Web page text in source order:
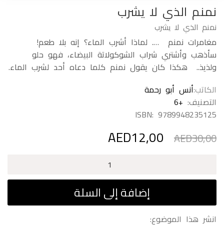
نمنم الذي لا يشرب
نمنم الذي لا يشرب
مغامرات نمنم …. لماذا أشرب الماء؟ إنه بلا طعم!
سأذهب وأشتري شراب الشوكولاتة البيضاء، فهو حلو
ولذيذ.. هكذا كان يقول نمنم كلما دعاه أحد لشرب الماء.
الكاتبأنس أبو رحمة
التصنيف: +6
ISBN: 9789948235125
AED30,00 السعر
الأصلي
AED30,00.
AED12,00 السعر
الحالي
هو:
AED12,00.
الذي
يشرب
إضافة إلى السلة
انشر هذا الموضوع: